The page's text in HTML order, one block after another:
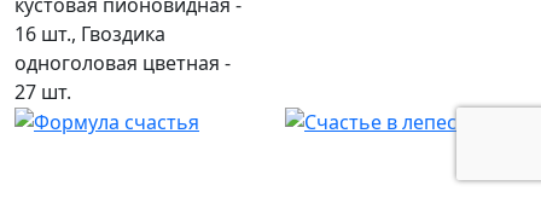
16 шт., Гвоздика
одноголовая цветная -
27 шт.